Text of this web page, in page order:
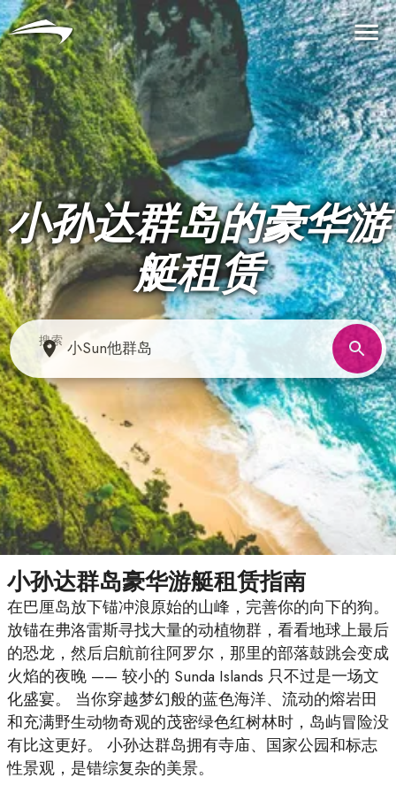
小孙达群岛的豪华游
艇租赁
搜索
小孙达群岛豪华游艇租赁指南
在巴厘岛放下锚冲浪原始的山峰，完善你的向下的狗。
放锚在弗洛雷斯寻找大量的动植物群，看看地球上最后
的恐龙，然后启航前往阿罗尔，那里的部落鼓跳会变成
火焰的夜晚 —— 较小的 Sunda Islands 只不过是一场文
化盛宴。 当你穿越梦幻般的蓝色海洋、流动的熔岩田
和充满野生动物奇观的茂密绿色红树林时，岛屿冒险没
有比这更好。 小孙达群岛拥有寺庙、国家公园和标志
性景观，是错综复杂的美景。
语言
货币